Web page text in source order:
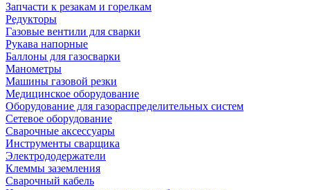
Запчасти к резакам и горелкам
Редукторы
Газовые вентили для сварки
Рукава напорные
Баллоны для газосварки
Манометры
Машины газовой резки
Медицинское оборудование
Оборудование для газораспределительных систем
Сетевое оборудование
Сварочные аксессуары
Инструменты сварщика
Электрододержатели
Клеммы заземления
Сварочный кабель